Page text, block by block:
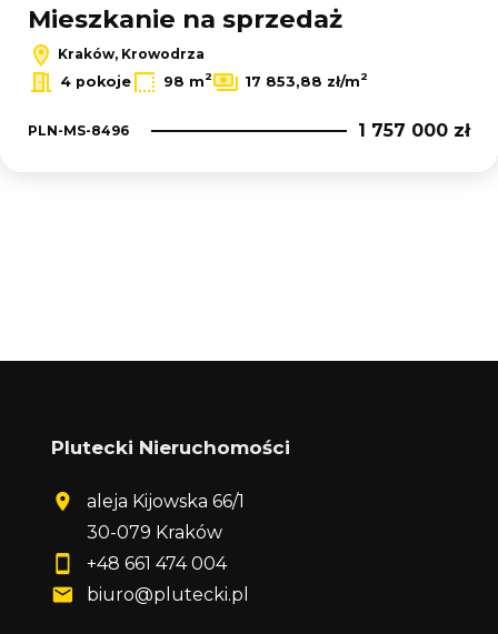
Mieszkanie na sprzedaż
Kraków, Krowodrza
4 pokoje
98 m2 17 853,88 zł/m2
PLN-MS-8496 1 757 000 zł
Plutecki Nieruchomości
aleja Kijowska 66/1
30-079 Kraków
+48 661 474 004
biuro@plutecki.pl